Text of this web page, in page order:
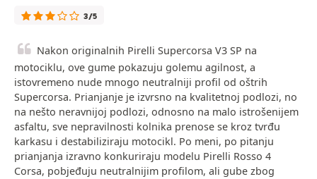
3/5
Nakon originalnih Pirelli Supercorsa V3 SP na
motociklu, ove gume pokazuju golemu agilnost, a
istovremeno nude mnogo neutralniji profil od oštrih
Supercorsa. Prianjanje je izvrsno na kvalitetnoj podlozi, no
na nešto neravnijoj podlozi, odnosno na malo istrošenijem
asfaltu, sve nepravilnosti kolnika prenose se kroz tvrđu
karkasu i destabiliziraju motocikl. Po meni, po pitanju
prianjanja izravno konkuriraju modelu Pirelli Rosso 4
Corsa, pobjeđuju neutralnijim profilom, ali gube zbog